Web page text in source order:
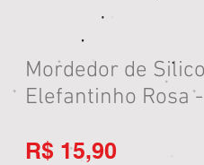
Mordedor de
Elefantinho Rosa
R$ 15,90